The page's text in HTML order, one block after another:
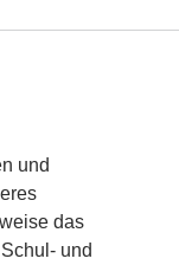
und
das
und